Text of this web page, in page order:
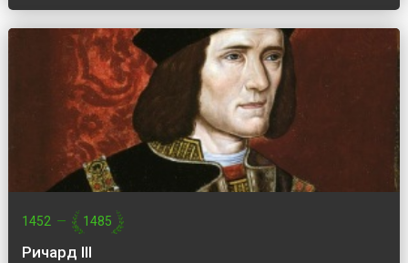
1452 — 1485
Ричард III